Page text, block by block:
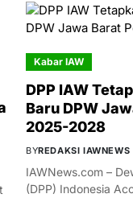
Kabar IAW
DPP IAW
Baru DPW
2025-2028
BYREDAKSI IAWNEWS
IAWNews.com –
(DPP) Indonesia